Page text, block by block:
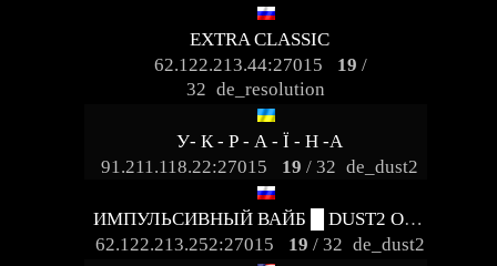
EXTRA CLASSIC
62.122.213.44:27015
19 /
32 de_resolution
У- К - Р - А - Ї - Н -А
91.211.118.22:27015
19 / 32 de_dust2
ИМПУЛЬСИВНЫЙ ВАЙБ █ DUST2 ONLY
62.122.213.252:27015
19 / 32 de_dust2